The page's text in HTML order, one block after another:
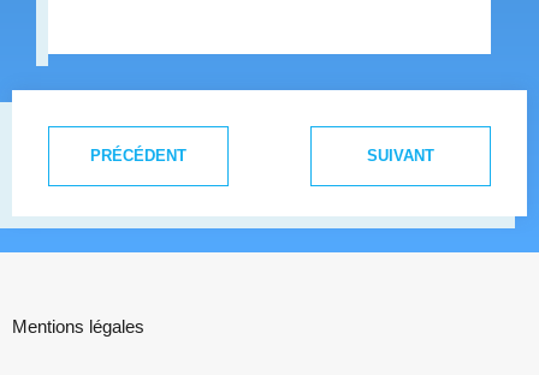
PRÉCÉDENT SUIVANT
Mentions légales